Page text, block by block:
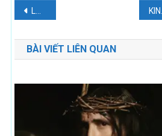
Điều
hướng
bài
viết
LỜI KINH CHO MỘT NGÀY KINH
BÀI VIẾT LIÊN QUAN